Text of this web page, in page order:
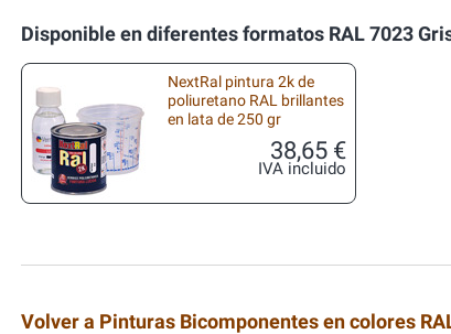
Disponible en diferentes formatos RAL 7023
NextRal pintura 2k de
poliuretano RAL brillantes
en lata de 250 gr
38,65 €
IVA incluido
Volver a Pinturas Bicomponentes en colores